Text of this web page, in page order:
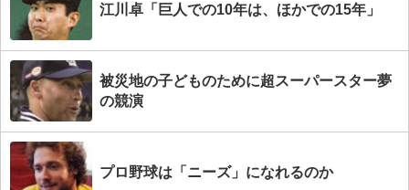
江川卓「巨人での10年は、ほかでの15年」
被災地の子どものために超スーパースター夢
の競演
プロ野球は「ニーズ」になれるのか